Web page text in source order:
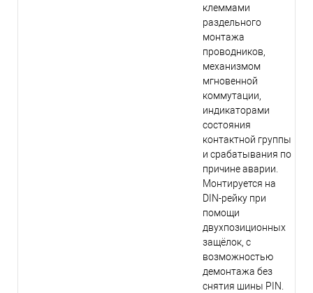
клеммами
раздельного
монтажа
проводников,
механизмом
мгновенной
коммутации,
индикаторами
состояния
контактной группы
и срабатывания по
причине аварии.
Монтируется на
DIN-рейку при
помощи
двухпозиционных
защёлок, с
возможностью
демонтажа без
снятия шины PIN.